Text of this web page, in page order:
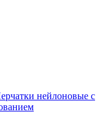
нейлоновые с